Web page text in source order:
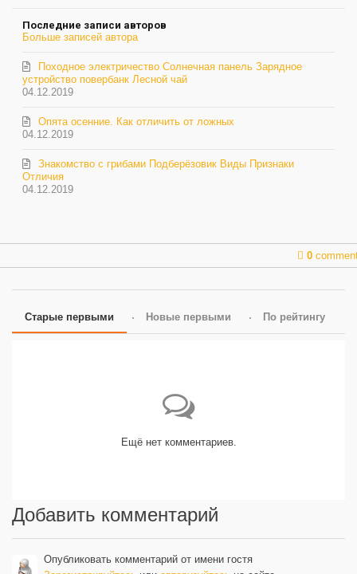
автора
Последние записи авторов
Больше записей автора
04.12.2019
Походное электричество Солнечная панель Зарядное
устройство повербанк Лесной чай
04.12.2019
Опята осенние. Как отличить от ложных
04.12.2019
Знакомство с грибами Подберёзовик Виды Признаки
Отличия
0
Старые первыми Новые первыми По рейтингу
Ещё нет комментариев.
Добавить комментарий
Опубликовать комментарий от имени гостя